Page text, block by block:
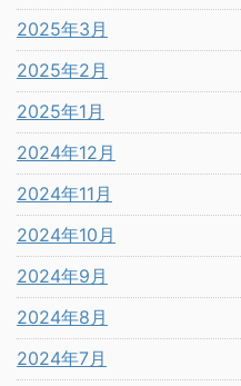
2025年3月
2025年2月
2025年1月
2024年12月
2024年11月
2024年10月
2024年9月
2024年8月
2024年7月